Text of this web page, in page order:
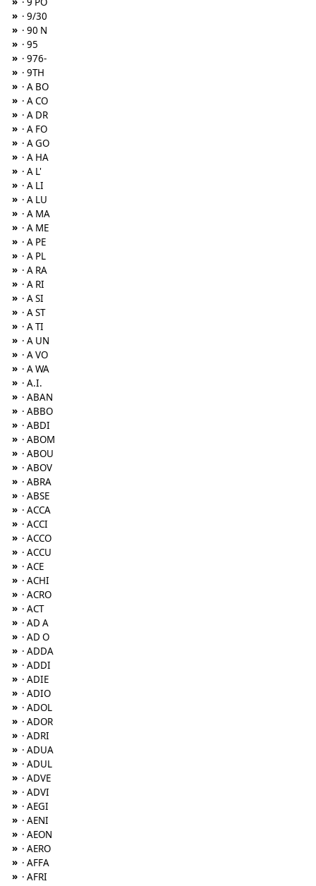
» · 9/30
» · 90 N
» · 95
» · 976-
» · 9TH
» · A BO
» · A CO
» · A DR
» · A FO
» · A GO
» · A HA
» · A L'
» · A LI
» · A LU
» · A MA
» · A ME
» · A PE
» · A PL
» · A RA
» · A RI
» · A SI
» · A ST
» · A TI
» · A UN
» · A VO
» · A WA
» · A.I.
» · ABAN
» · ABBO
» · ABDI
» · ABOM
» · ABOU
» · ABOV
» · ABRA
» · ABSE
» · ACCA
» · ACCI
» · ACCO
» · ACCU
» · ACE
» · ACHI
» · ACRO
» · ACT
» · AD A
» · AD O
» · ADDA
» · ADDI
» · ADIE
» · ADIO
» · ADOL
» · ADOR
» · ADRI
» · ADUA
» · ADUL
» · ADVE
» · ADVI
» · AEGI
» · AENI
» · AEON
» · AERO
» · AFFA
» · AFRI